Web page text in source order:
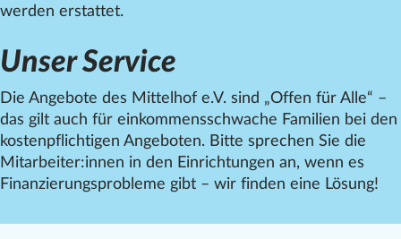
werden erstattet.
Unser Service
Die Angebote des Mittelhof e.V. sind „Offen für Alle“ –
das gilt auch für einkommensschwache Familien bei den
kostenpflichtigen Angeboten. Bitte sprechen Sie die
Mitarbeiter:innen in den Einrichtungen an, wenn es
Finanzierungsprobleme gibt – wir finden eine Lösung!